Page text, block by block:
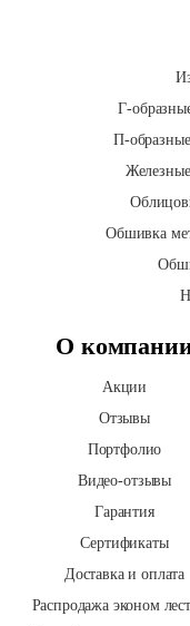
Г-
П-
Обшивка
О
Акции
Отзывы
Портфолио
Видео-отзывы
Гарантия
Сертификаты
Доставка и оплата
Распродажа эконом